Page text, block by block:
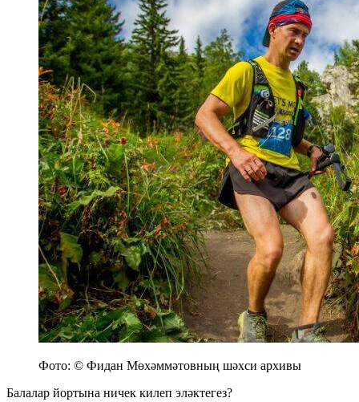
Фото: © Фидан Мөхәммәтовның шәхси архивы
Балалар йортына ничек килеп эләктегез?